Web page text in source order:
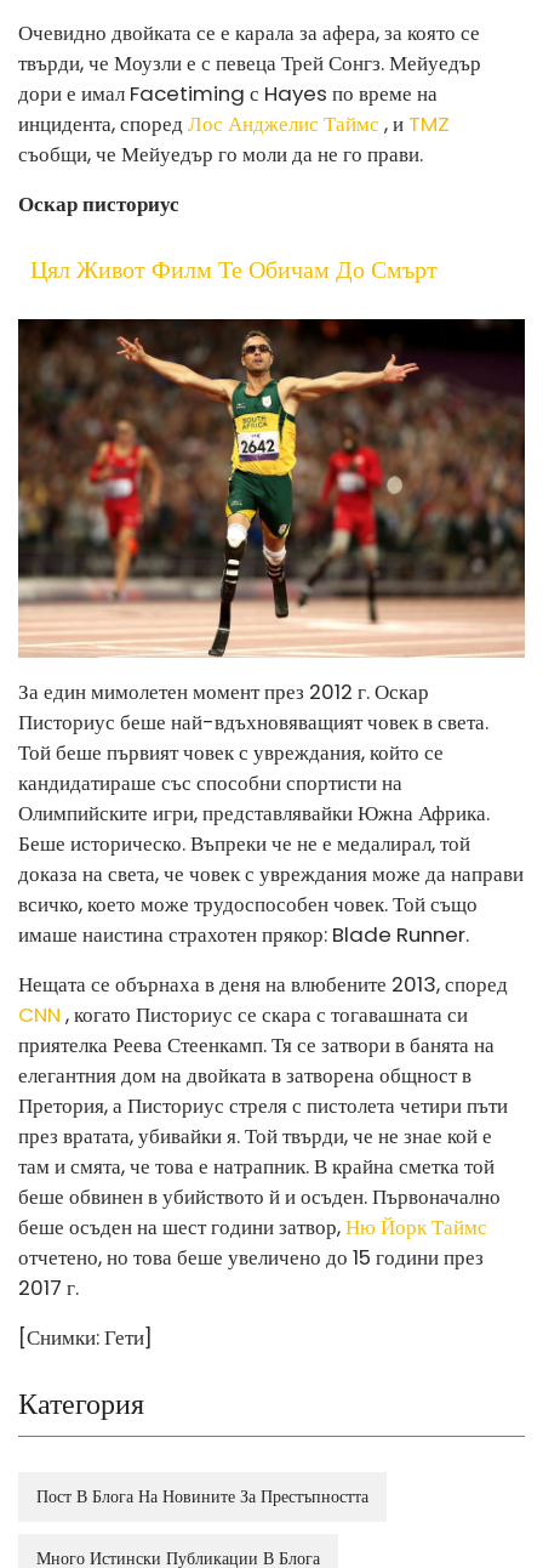
Очевидно двойката се е карала за афера, за която се
твърди, че Моузли е с певеца Трей Сонгз. Мейуедър
дори е имал Facetiming с Hayes по време на
инцидента, споредЛос Анджелис Таймс , и TMZ
съобщи, че Мейуедър го моли да не го прави.
Оскар писториус
Цял Живот Филм Те Обичам До Смърт
За един мимолетен момент през 2012 г. Оскар
Писториус беше най-вдъхновяващият човек в света.
Той беше първият човек с увреждания, който се
кандидатираше със способни спортисти на
Олимпийските игри, представлявайки Южна Африка.
Беше историческо. Въпреки че не е медалирал, той
доказа на света, че човек с увреждания може да направи
всичко, което може трудоспособен човек. Той също
имаше наистина страхотен прякор: Blade Runner.
Нещата се обърнаха в деня на влюбените 2013, според
CNN , когато Писториус се скара с тогавашната си
приятелка Реева Стеенкамп. Тя се затвори в банята на
елегантния дом на двойката в затворена общност в
Претория, а Писториус стреля с пистолета четири пъти
през вратата, убивайки я. Той твърди, че не знае кой е
там и смята, че това е натрапник. В крайна сметка той
беше обвинен в убийството й и осъден. Първоначално
беше осъден на шест години затвор,Ню Йорк Таймс
отчетено, но това беше увеличено до 15 години през
2017 г.
[Снимки: Гети]
Категория
Пост В Блога На Новините За Престъпността
Много Истински Публикации В Блога